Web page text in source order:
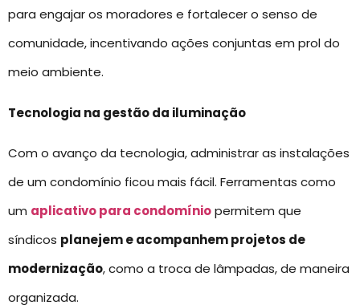
para engajar os moradores e fortalecer o senso de
comunidade, incentivando ações conjuntas em prol do
meio ambiente.
Tecnologia na gestão da iluminação
Com o avanço da tecnologia, administrar as instalações
de um condomínio ficou mais fácil. Ferramentas como
um aplicativo para condomíniopermitem que
síndicos planejem e acompanhem projetos de
modernização, como a troca de lâmpadas, de maneira
organizada.